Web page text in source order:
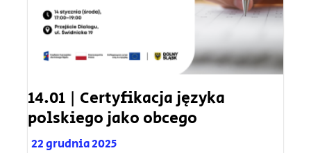
14.01 | Certyfikacja języka
polskiego jako obcego
22 grudnia 2025